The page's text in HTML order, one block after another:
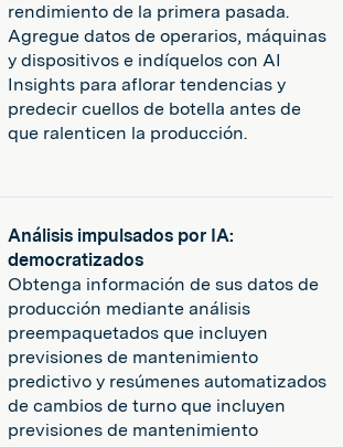
rendimiento de la primera pasada.
Agregue datos de operarios, máquinas
y dispositivos e indíquelos con AI
Insights para aflorar tendencias y
predecir cuellos de botella antes de
que ralenticen la producción.
Análisis impulsados por IA:
democratizados
Obtenga información de sus datos de
producción mediante análisis
preempaquetados que incluyen
previsiones de mantenimiento
predictivo y resúmenes automatizados
de cambios de turno que incluyen
previsiones de mantenimiento